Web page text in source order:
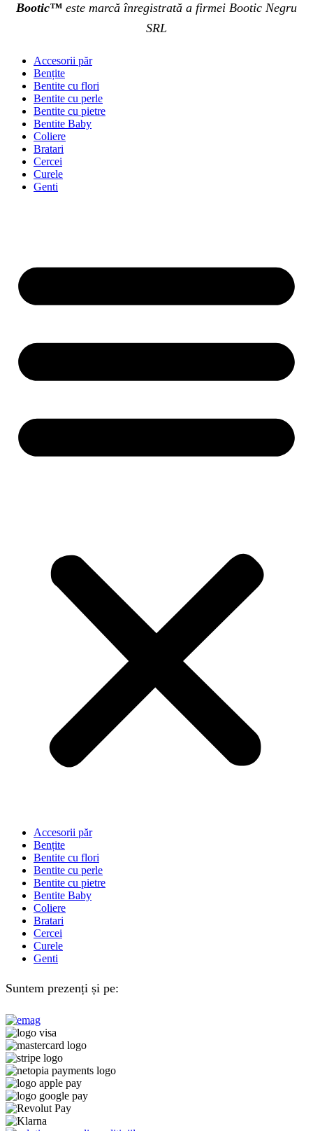
Bootic™ este marcă înregistrată a firmei Bootic Negru
SRL
Accesorii păr
Bențite
Bentite cu flori
Bentite cu perle
Bentite cu pietre
Bentite Baby
Coliere
Bratari
Cercei
Curele
Genti
Accesorii păr
Bențite
Bentite cu flori
Bentite cu perle
Bentite cu pietre
Bentite Baby
Coliere
Bratari
Cercei
Curele
Genti
Suntem prezenți și pe: